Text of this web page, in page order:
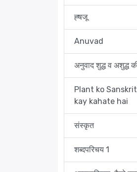
ह्षजू
Anuvad
अनुवाद शुद्ध व अशुद्ध
Plant ko
kay kahate hai
संस्कृत
शब्दपरिचय 1